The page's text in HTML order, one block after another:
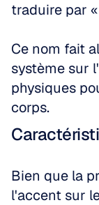
traduire par
Ce nom fait
système sur
physiques
corps.
Bien que la
l'accent sur